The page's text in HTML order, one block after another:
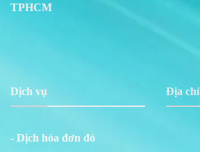
TPHCM
Dịch vụ
- Dịch hóa đơn đỏ
Địa chỉ